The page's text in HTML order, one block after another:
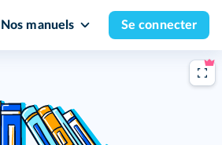
Nos manuels Se connecter